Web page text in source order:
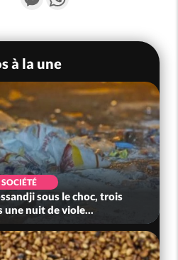
à la une
SOCIÉTÉ
sous le choc, trois
une nuit de viole...